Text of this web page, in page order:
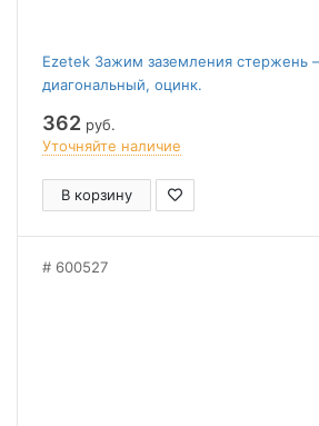
Ezetek Зажим заземления стержень
диагональный, оцинк.
362 руб.
Уточняйте наличие
В корзину
600527